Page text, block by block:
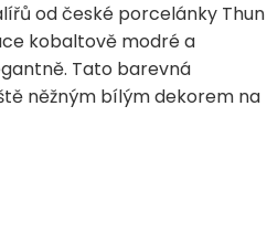
od české porcelánky Thun
kobaltově modré a
Tato barevná
něžným bílým dekorem na